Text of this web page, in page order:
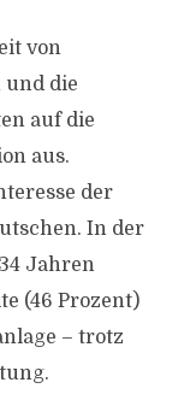
von
und die
auf die
aus.
der
In der
Jahren
(46 Prozent)
– trotz